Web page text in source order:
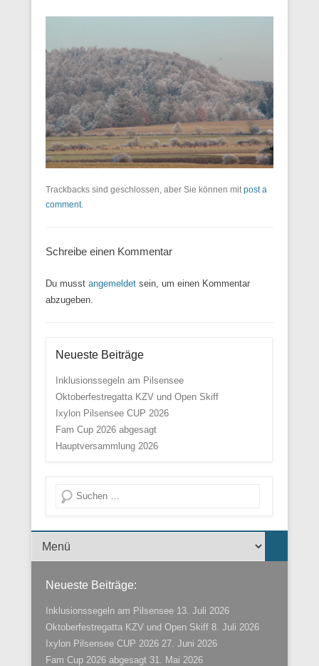
Trackbacks sind geschlossen, aber Sie können mitpost a
comment.
Schreibe einen Kommentar
Du musst angemeldet sein, um einen Kommentar
abzugeben.
Neueste Beiträge
Inklusionssegeln am Pilsensee
Oktoberfestregatta KZV und Open Skiff
Ixylon Pilsensee CUP 2026
Fam Cup 2026 abgesagt
Hauptversammlung 2026
Suche
Menü der Fußzeile
Neueste Beiträge:
Inklusionssegeln am Pilsensee 13. Juli 2026
Oktoberfestregatta KZV und Open Skiff 8. Juli 2026
Ixylon Pilsensee CUP 2026 27. Juni 2026
Fam Cup 2026 abgesagt 31. Mai 2026